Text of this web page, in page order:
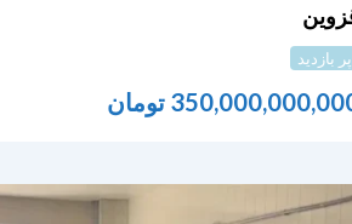
پر بازدید
تومان